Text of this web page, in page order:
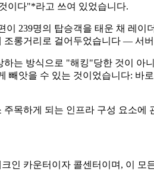
이다"*라고 쓰여 있었습니다.
239명의 탑승객을 태운 채 레
롱거리로 걸어두었습니다 — 서
는 방식으로 "해킹"당한 것이 아
빼앗을 수 있는 것이었습니다: 바로
목하게 되는 인프라 구성 요소에
인 카운터이자 콜센터이며, 이 모